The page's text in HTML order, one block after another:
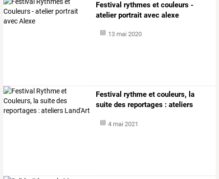
Festival rythmes et couleurs -
atelier portrait avec alexe
13 mai 2020
Festival rythme et couleurs, la
suite des reportages : ateliers
4 mai 2021